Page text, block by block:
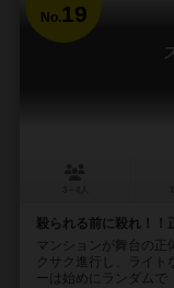
No.19
殺られる前に殺れ！！
マンションが舞台の
クサク進行し、ライト
ーは始めにランダムで